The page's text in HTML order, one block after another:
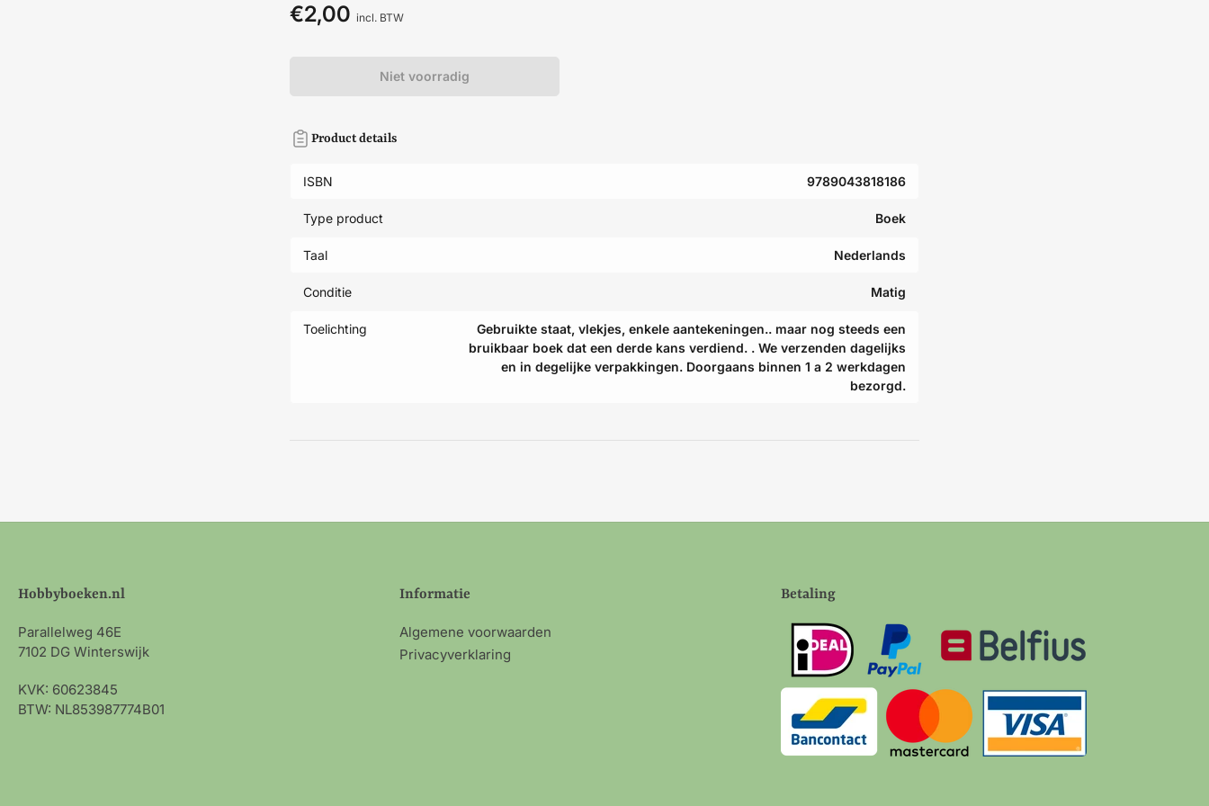
Normale
€2,00 incl. BTW
Niet voorradig
Product details
ISBN 9789043818186
Type product Boek
Taal Nederlands
Conditie Matig
Toelichting
Gebruikte staat, vlekjes, enkele aantekeningen.. maar nog steeds een
bruikbaar boek dat een derde kans verdiend. . We verzenden dagelijks
en in degelijke verpakkingen. Doorgaans binnen 1 a 2 werkdagen
bezorgd.
Hobbyboeken.nl
Parallelweg 46E
7102 DG Winterswijk
KVK: 60623845
BTW: NL853987774B01
Informatie
Algemene voorwaarden
Privacyverklaring
Betaling